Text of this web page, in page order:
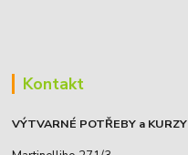
Kontakt
VÝTVARNÉ POTŘEBY a KURZY